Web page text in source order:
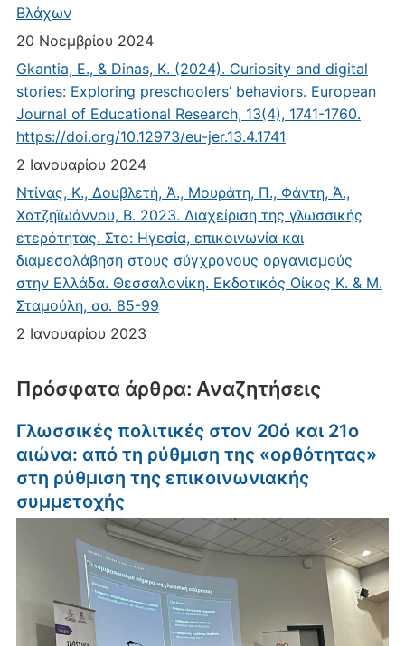
Βλάχων
20 Νοεμβρίου 2024
Gkantia, E., & Dinas, K. (2024). Curiosity and digital
stories: Exploring preschoolers’ behaviors. European
Journal of Educational Research, 13(4), 1741-1760.
https://doi.org/10.12973/eu-jer.13.4.1741
2 Ιανουαρίου 2024
Ντίνας, Κ., Δουβλετή, Ά., Μουράτη, Π., Φάντη, Ά.,
Χατζηϊωάννου, Β. 2023. Διαχείριση της γλωσσικής
ετερότητας. Στο: Ηγεσία, επικοινωνία και
διαμεσολάβηση στους σύγχρονους οργανισμούς
στην Ελλάδα. Θεσσαλονίκη. Εκδοτικός Οίκος Κ. & Μ.
Σταμούλη, σσ. 85-99
2 Ιανουαρίου 2023
Πρόσφατα άρθρα: Αναζητήσεις
Γλωσσικές πολιτικές στον 20ό και 21ο
αιώνα: από τη ρύθμιση της «ορθότητας»
στη ρύθμιση της επικοινωνιακής
συμμετοχής